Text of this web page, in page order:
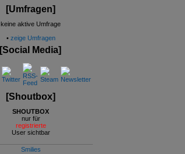
[Umfragen]
keine aktive Umfrage
• zeige Umfragen
[Social Media]
[Shoutbox]
SHOUTBOX
nur für
registrierte
User sichtbar
Smilies